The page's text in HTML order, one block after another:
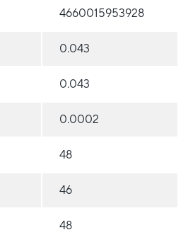
4660015953928
0.043
0.043
0.0002
48
46
48